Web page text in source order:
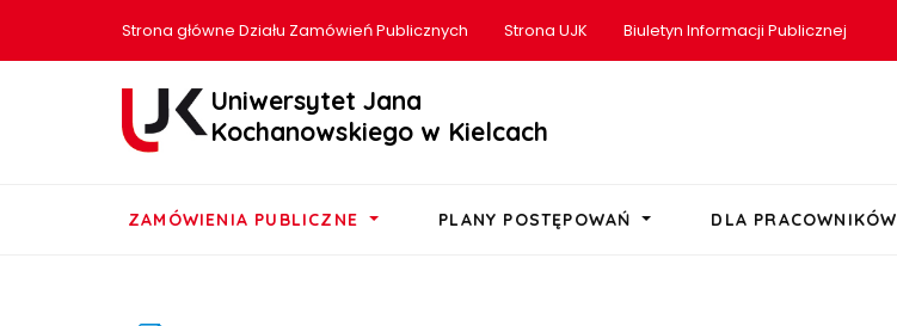
Strona główne Działu Zamówień Publicznych Strona UJK Biuletyn Informacji Publicznej
Uniwersytet Jana
Kochanowskiego w Kielcach
ZAMÓWIENIA PUBLICZNE PLANY POSTĘPOWAŃ DLA PRACOWNIKÓW